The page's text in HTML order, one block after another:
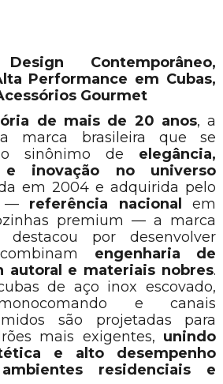
Contemporâneo,
Performance em Cubas,
Gourmet
de mais de 20 anos, a
marca brasileira que se
sinônimo de elegância,
e inovação no universo
em 2004 e adquirida pelo
— referência nacional
em
premium — a marca
destacou por desenvolver
engenharia de
autoral e materiais nobres.
de aço inox escovado,
e canais
são projetadas para
mais exigentes, unindo
e alto desempenho
residenciais e